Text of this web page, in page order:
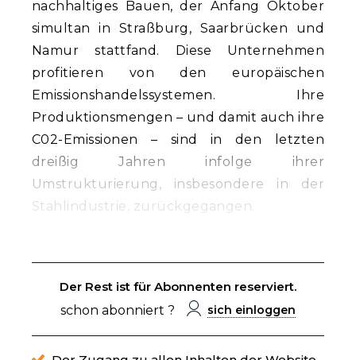
nachhaltiges Bauen, der Anfang Oktober
simultan in Straßburg, Saarbrücken und
Namur stattfand. Diese Unternehmen
profitieren von den europäischen
Emissionshandelssystemen. Ihre
Produktionsmengen – und damit auch ihre
C02-Emissionen – sind in den letzten
dreißig Jahren infolge ihrer
Umstrukturierung, insbesondere in der
Stahlindustrie, zurückgegangen.
Der Rest ist für Abonnenten reserviert.
schon abonniert ?
sich einloggen